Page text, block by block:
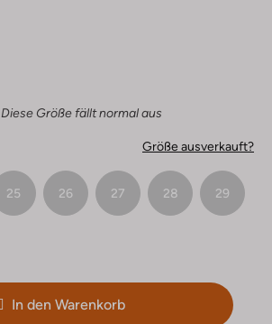
Diese Größe fällt normal aus
Größe ausverkauft?
25 26 27 28 29
In den Warenkorb